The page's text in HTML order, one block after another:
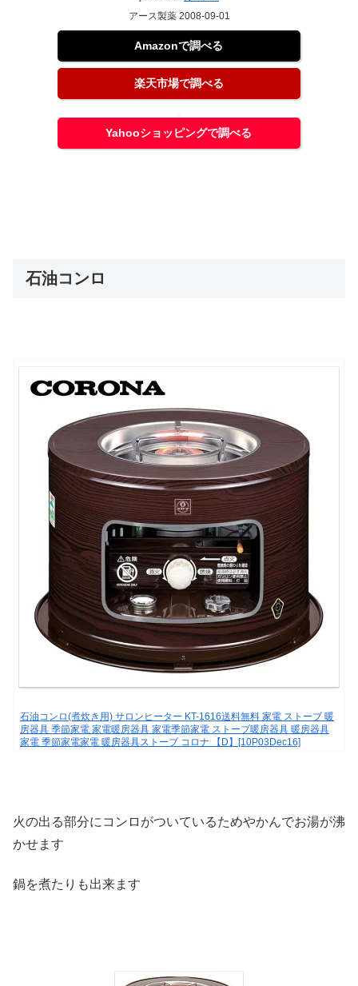
アース製薬 2008-09-01
Amazonで調べる
楽天市場で調べる
Yahooショッピングで調べる
石油コンロ
石油コンロ(煮炊き用) サロンヒーター KT-1616送料無料 家電 ストーブ 暖
房器具 季節家電 家電暖房器具 家電季節家電 ストーブ暖房器具 暖房器具
家電 季節家電家電 暖房器具ストーブ コロナ 【D】[10P03Dec16]
火の出る部分にコンロがついているためやかんでお湯が沸
かせます
鍋を煮たりも出来ます